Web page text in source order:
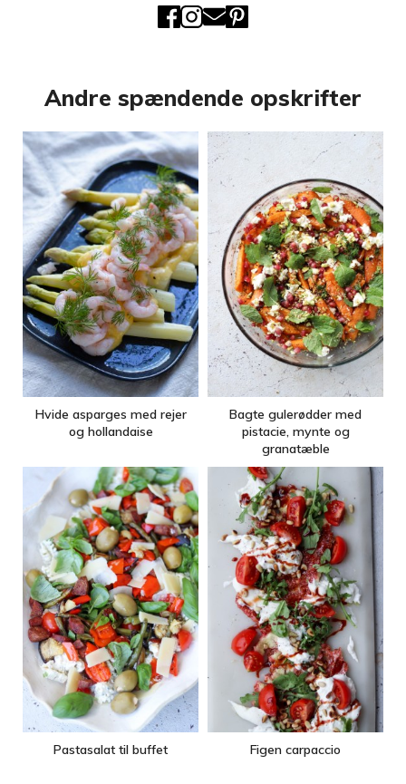
Andre spændende opskrifter
Hvide asparges med rejer
og hollandaise
Bagte gulerødder med
pistacie, mynte og
granatæble
Pastasalat til buffet Figen carpaccio